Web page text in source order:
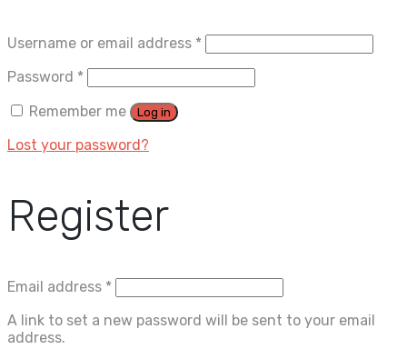
Username or email address *
Password *
Remember me
Log in
Lost your password?
Register
Email address *
A link to set a new password will be sent to your email
address.